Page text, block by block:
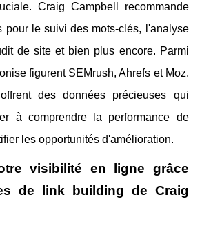
Craig Campbell recommande
pour le suivi des mots-clés, l'analyse
de site et bien plus encore. Parmi
figurent SEMrush, Ahrefs et Moz.
des données précieuses qui
à comprendre la performance de
les opportunités d'amélioration.
visibilité en ligne grâce
de link building de Craig